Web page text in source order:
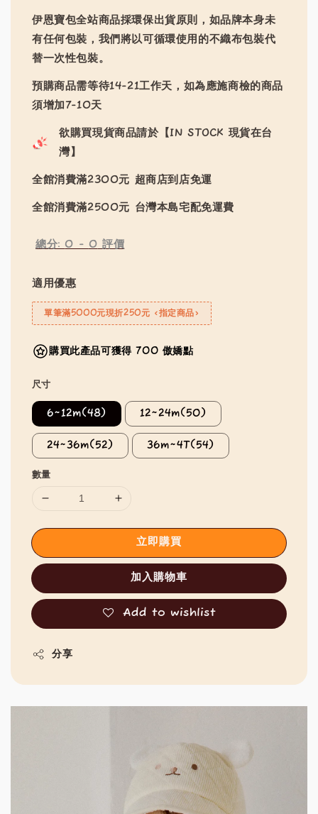
伊恩寶包全站商品採環保出貨原則，如品牌本身未
有任何包裝，我們將以可循環使用的不織布包裝代
替一次性包裝。
預購商品需等待14-21工作天，如為應施商檢的商品
須增加7-10天
欲購買現貨商品請於【IN STOCK 現貨在台
灣】
全館消費滿2300元 超商店到店免運
全館消費滿2500元 台灣本島宅配免運費
總分: 0 - 0 評價
適用優惠
單筆滿5000元現折250元 <指定商品>
購買此產品可獲得 700 傲嬌點
尺寸
6~12m(48) 12~24m(50)
24~36m(52) 36m~4T(54)
數量
立即購買
加入購物車
Add to wishlist
分享